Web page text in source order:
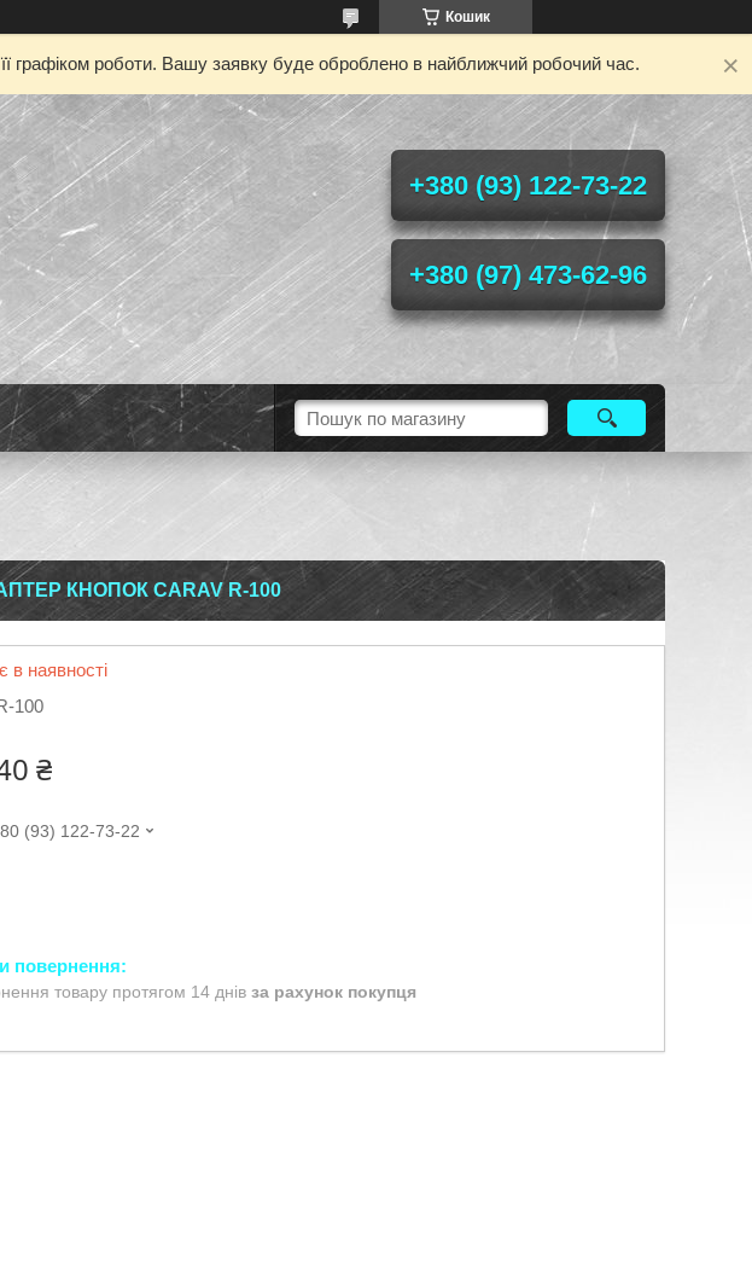
Кошик
графіком роботи. Вашу заявку буде оброблено в найближчий робочий час.
+380 (93) 122-73-22
+380 (97) 473-62-96
КНОПОК CARAV R-100
в наявності
100
₴
(93) 122-73-22
товару протягом 14 днів за рахунок покупця